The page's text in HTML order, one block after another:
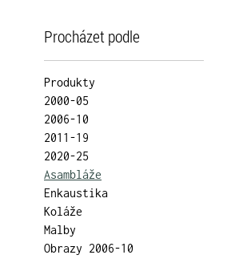
Procházet podle
Produkty
2000-05
2006-10
2011-19
2020-25
Asambláže
Enkaustika
Koláže
Malby
Obrazy 2006-10